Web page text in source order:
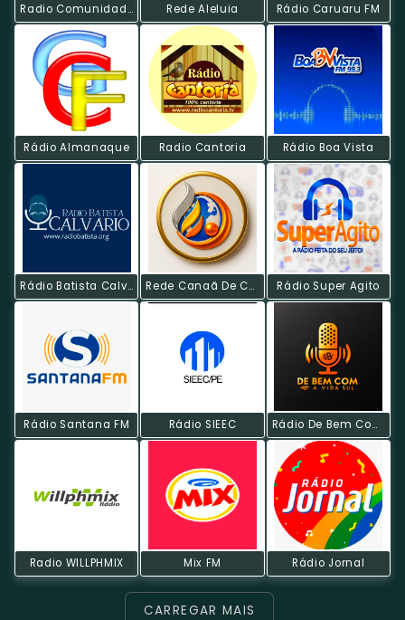
Radio Comunidade FM Rede Aleluia Rádio Caruaru FM
Rádio Almanaque Radio Cantoria Rádio Boa Vista
Rádio Batista Calvário Rede Canaã De Comunicação Rádio Super Agito
Rádio Santana FM Rádio SIEEC Rádio De Bem Com A Vida
Radio WILLPHMIX Mix FM Rádio Jornal
CARREGAR MAIS